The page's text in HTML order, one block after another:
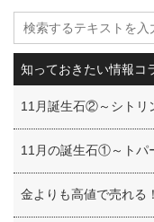
知っておきたい情報コ
11月誕生石②～シトリ
11月の誕生石①～トパ
金よりも高値で売れる